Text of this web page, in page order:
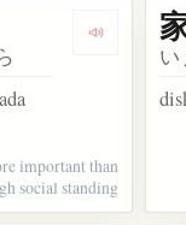
Dengarkan
important than
social standing